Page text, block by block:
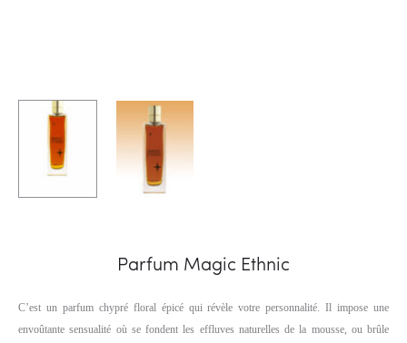
Parfum Magic Ethnic
C’est un parfum chypré floral épicé qui révèle votre personnalité. Il impose une
envoûtante sensualité où se fondent les effluves naturelles de la mousse, ou brûle